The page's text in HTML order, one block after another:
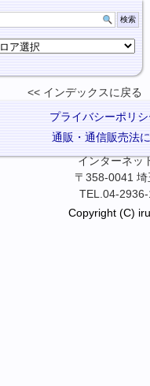
インデックスに 戻る
プライバシーポリ
通販・通信販売法
インターネッ
〒358-0041
TEL.04-
Copyright (C)